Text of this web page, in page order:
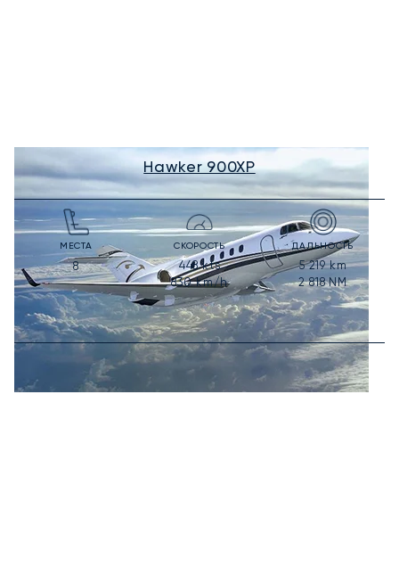
Hawker 900XP
МЕСТА
8
СКОРОСТЬ
448kts
830km/h
ДАЛЬНОСТЬ
5 219km
2 818NM